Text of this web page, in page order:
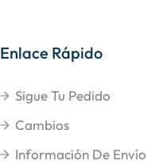
Enlace Rápido
Sigue Tu Pedido
Cambios
Información De Envío